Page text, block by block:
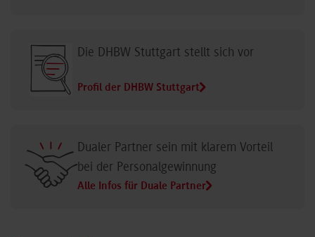
Die DHBW Stuttgart stellt sich vor
Profil der DHBW Stuttgart
Dualer Partner sein mit klarem Vorteil
bei der Personalgewinnung
Alle Infos für Duale Partner